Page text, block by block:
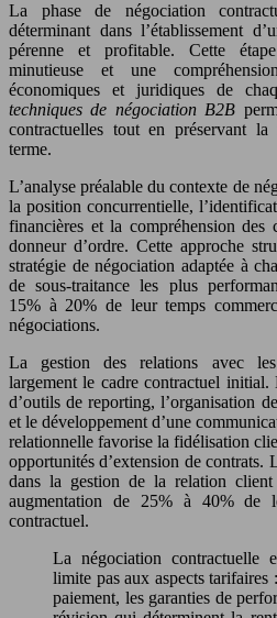
La phase de négociation
déterminant dans l’établissement
pérenne et profitable. Cette
minutieuse et une
économiques et juridiques de
techniques de négociation B2B
contractuelles tout en préservant
terme.
L’analyse préalable du contexte de
la position concurrentielle,
financières et la compréhension des
donneur d’ordre. Cette approche
stratégie de négociation adaptée à
de sous-traitance les plus
15% à 20% de leur temps
négociations.
La gestion des relations avec les
largement le cadre contractuel
d’outils de reporting, l’organisation
et le développement d’une
relationnelle favorise la fidélisation
opportunités d’extension de contrats.
dans la gestion de la relation client
augmentation de 25% à 40% de
contractuel.
La négociation contractuelle
limite pas aux aspects
paiement, les garanties de